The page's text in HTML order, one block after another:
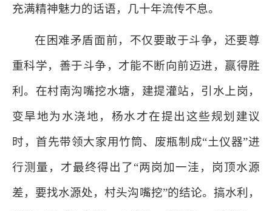
充满精神魅力的话语，几十年流传不息。
在困难矛盾面前，不仅要敢于斗争，还要尊
重科学，善于斗争，才能不断向前迈进，赢得胜
利。在村南沟嘴挖水塘，建提灌站，引水上岗，
变旱地为水浇地，杨水才在提出这些规划建议
时，首先带领大家用竹筒、废瓶制成“土仪器”进
行测量，才最终得出了“两岗加一洼，岗顶水源
差，要找水源处，村头沟嘴挖”的结论。搞水利，